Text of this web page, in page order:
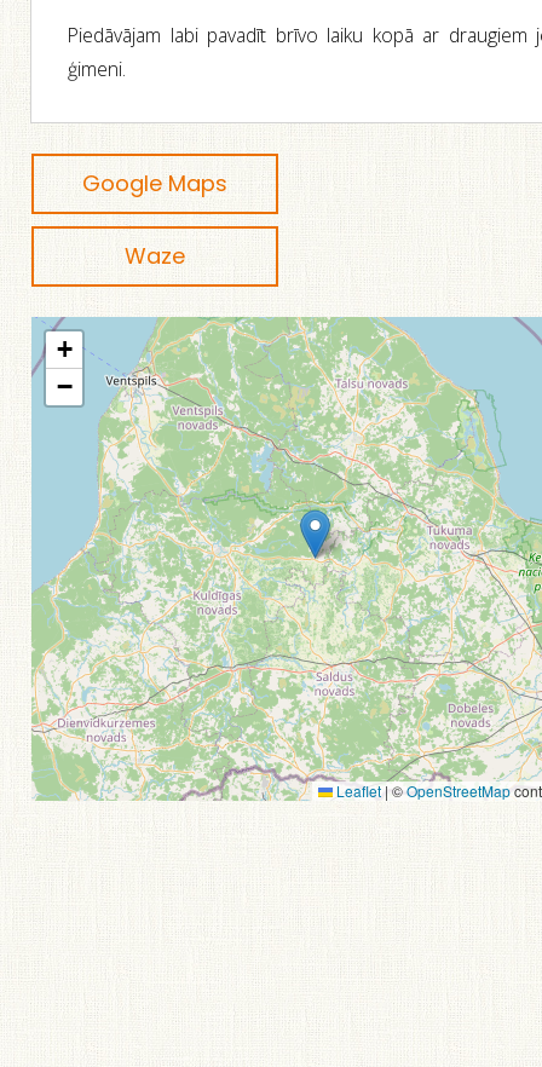
Piedāvājam labi pavadīt brīvo laiku kopā ar draugiem
ģimeni.
Google Maps
Waze
+
−
Leaflet | ©OpenStreetMap